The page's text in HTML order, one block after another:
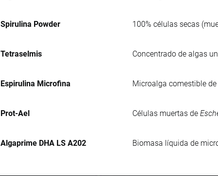
Spirulina Powder 100% células secas
Tetraselmis Concentrado de algas
Espirulina Microfina Microalga comestible
Prot-Ael Células muertas de
Algaprime DHA LS A202 Biomasa líquida de